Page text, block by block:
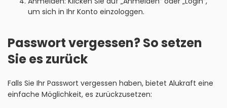
um sich in Ihr Konto einzologgen.
Passwort vergessen? So setzen
Sie es zurück
Falls Sie Ihr Passwort vergessen haben, bietet Alukraft eine
einfache Möglichkeit, es zurückzusetzen: